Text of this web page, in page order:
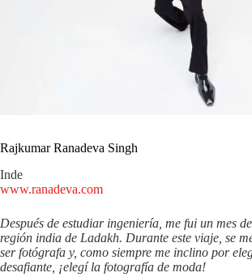
Rajkumar Ranadeva Singh
Inde
www.ranadeva.com
Después de estudiar ingeniería, me fui un mes
región india de Ladakh. Durante este viaje, se
ser fotógrafa y, como siempre me inclino por
desafiante, ¡elegí la fotografía de moda!